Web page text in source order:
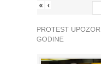
« ‹
PROTEST
GODINE